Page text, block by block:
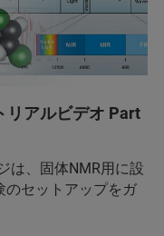
リアルビデオ Part
は、固体NMR用に設
のセットアップをガ